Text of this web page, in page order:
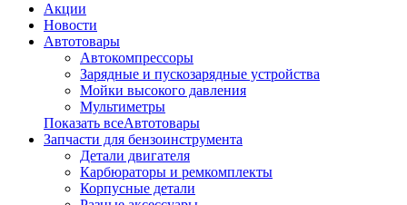
Акции
Новости
Автотовары
Автокомпрессоры
Зарядные и пускозарядные устройства
Мойки высокого давления
Мультиметры
Показать всеАвтотовары
Запчасти для бензоинструмента
Детали двигателя
Карбюраторы и ремкомплекты
Корпусные детали